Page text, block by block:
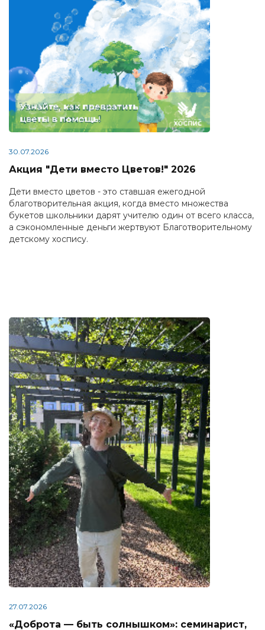
30.07.2026
Акция "Дети вместо Цветов!" 2026
Дети вместо цветов - это ставшая ежегодной
благотворительная акция, когда вместо множества
букетов школьники дарят учителю один от всего класса,
а сэкономленные деньги жертвуют Благотворительному
детскому хоспису.
27.07.2026
«Доброта — быть солнышком»: семинарист,